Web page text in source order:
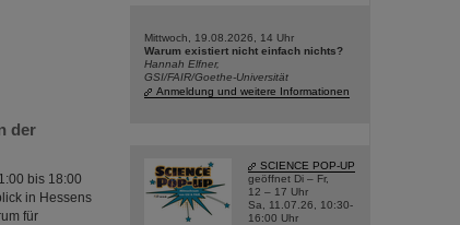
der
bis 18:00
in Hessens
für
Mittwoch, 19.08.2026, 14 Uhr
Warum existiert nicht einfach nichts?
Hannah Elfner,
GSI/FAIR/Goethe-Universität
Anmeldung und weitere Informationen
SCIENCE POP-UP
geöffnet Di – Fr,
12 – 17 Uhr
Sa, 11.07.26, 10:30-
16:00 Uhr